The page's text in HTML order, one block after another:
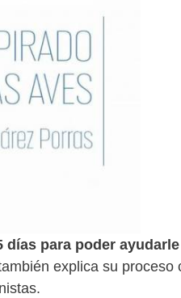
días para poder
explica su proceso